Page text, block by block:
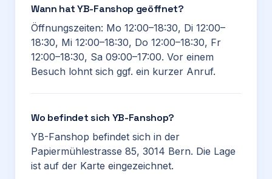
Wann hat YB-Fanshop geöffnet?
Öffnungszeiten: Mo 12:00–18:30, Di 12:00–
18:30, Mi 12:00–18:30, Do 12:00–18:30, Fr
12:00–18:30, Sa 09:00–17:00. Vor einem
Besuch lohnt sich ggf. ein kurzer Anruf.
Wo befindet sich YB-Fanshop?
YB-Fanshop befindet sich in der
Papiermühlestrasse 85, 3014 Bern. Die Lage
ist auf der Karte eingezeichnet.